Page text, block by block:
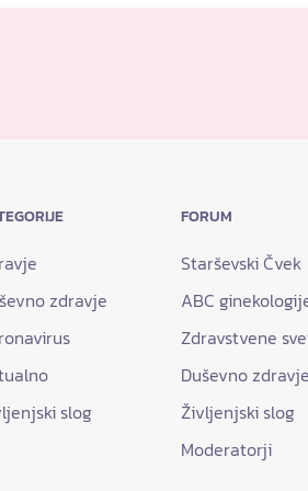
zdravje
slog
FORUM
Starševski Čvek
ABC
Zdravstvene
Duševno
Življenjski slog
Moderatorji